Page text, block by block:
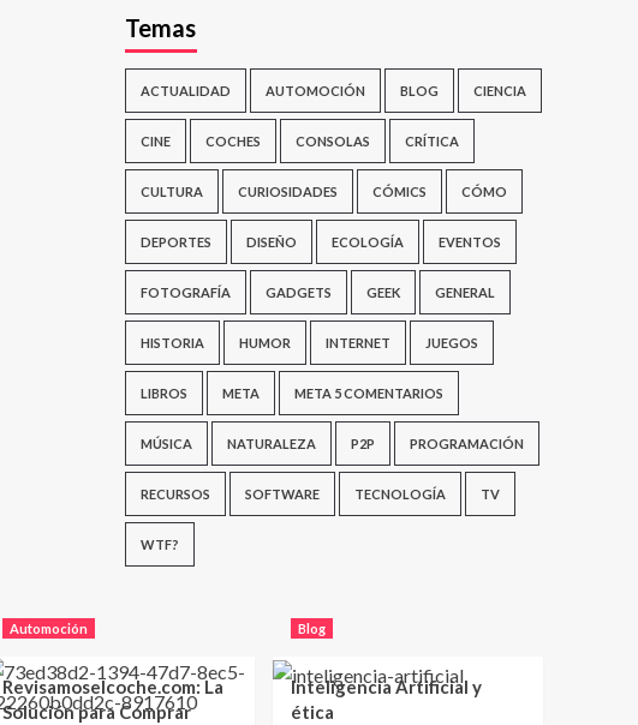
Temas
ACTUALIDAD AUTOMOCIÓN BLOG CIENCIA
CINE COCHES CONSOLAS CRÍTICA
CULTURA CURIOSIDADES CÓMICS CÓMO
DEPORTES DISEÑO ECOLOGÍA EVENTOS
FOTOGRAFÍA GADGETS GEEK GENERAL
HISTORIA HUMOR INTERNET JUEGOS
LIBROS META META 5 COMENTARIOS
MÚSICA NATURALEZA P2P PROGRAMACIÓN
RECURSOS SOFTWARE TECNOLOGÍA TV
WTF?
Automoción
Revisamoselcoche.com: La
Solución para Comprar
Blog
Inteligencia Artificial y
ética